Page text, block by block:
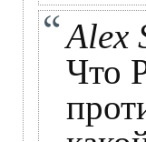
Alex
Что